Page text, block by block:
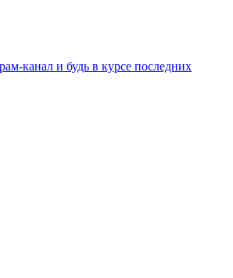
канал и будь в курсе последних